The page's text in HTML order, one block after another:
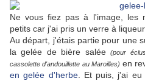
Ne vous fiez pas à l'image, les
petits car j'ai pris un verre à
Au départ, j'étais partie pour une
la gelée de bière salée(pour
cassolette d'andouillette au Maroilles) en
en gelée d'herbe. Et puis, j'ai eu